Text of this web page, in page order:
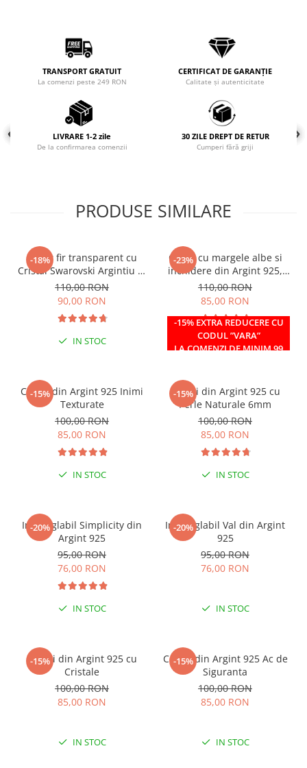
Coliere cu mărgele colorate și
Coliere cu pietre semiprețioase
TRANSPORT GRATUIT
La comenzi peste 249 RON
CERTIFICAT DE GARANȚIE
Calitate și autenticitate
LIVRARE 1-2 zile
De la confirmarea comenzii
30 ZILE DREPT DE RETUR
Cumperi fără griji
PRODUSE SIMILARE
-18%
Colier fir transparent cu
Cristal Swarovski Argintiu in
Caseta din Argint 925
110,00 RON
90,00 RON
IN STOC
-23%
-15% EXTRA REDUCERE CU
CODUL ”VARA”
LA COMENZI DE MINIM 99
Colier cu margele albe si
inchidere din Argint 925,
reglabil 38-41 cm
110,00 RON
85,00 RON
IN STOC
-15%
Cercei din Argint 925 Inimi
Texturate
100,00 RON
85,00 RON
IN STOC
-15%
Cercei din Argint 925 cu
Perle Naturale 6mm
100,00 RON
85,00 RON
IN STOC
-20%
Inel reglabil Simplicity din
Argint 925
95,00 RON
76,00 RON
IN STOC
-20%
Inel reglabil Val din Argint
925
95,00 RON
76,00 RON
IN STOC
-15%
Cercei din Argint 925 cu
Cristale
100,00 RON
85,00 RON
IN STOC
-15%
Cercei din Argint 925 Ac de
Siguranta
100,00 RON
85,00 RON
IN STOC